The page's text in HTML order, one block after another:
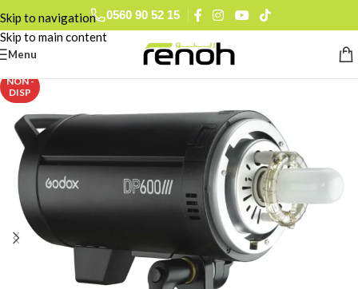
Skip to navigation
Skip to main content
0560 90 52 15
Menu
NON -
DISP